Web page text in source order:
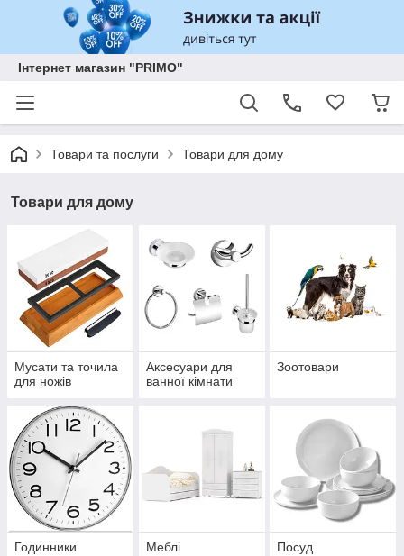
Інтернет магазин "PRIMO"
Товари та послуги Товари для дому
Товари для дому
Мусати та точила
для ножів
Аксесуари для
ванної кімнати
Зоотовари
Годинники Меблі Посуд